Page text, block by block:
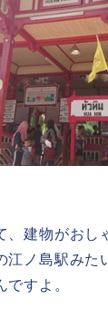
、建物がおし
江ノ島駅みた
すよ。